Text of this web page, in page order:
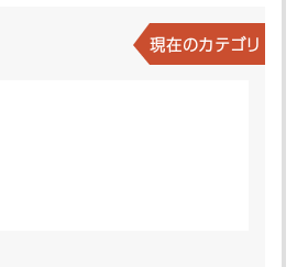
現在のカテゴリ